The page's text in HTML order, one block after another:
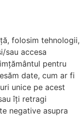
folosim tehnologii,
sau accesa
pentru
date, cum ar fi
unice pe acest
îți retragi
negative asupra